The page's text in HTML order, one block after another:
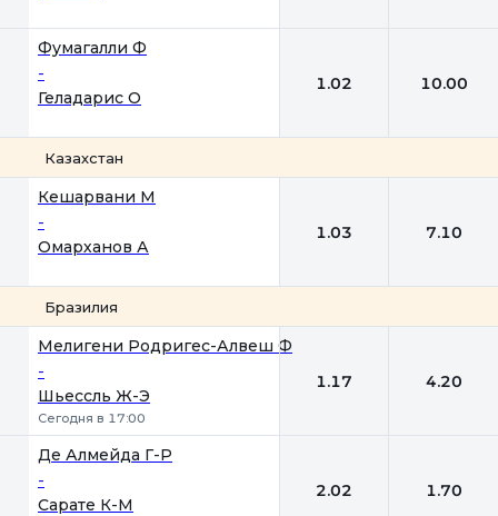
Фумагалли Ф
-
Геладарис О
1.02 10.00
Казахстан
Кешарвани М
-
Омарханов А
1.03 7.10
Бразилия
Мелигени Родригес-Алвеш Ф
-
Шьессль Ж-Э
Сегодня в 17:00
1.17 4.20
Де Алмейда Г-Р
-
Сарате К-М
2.02 1.70